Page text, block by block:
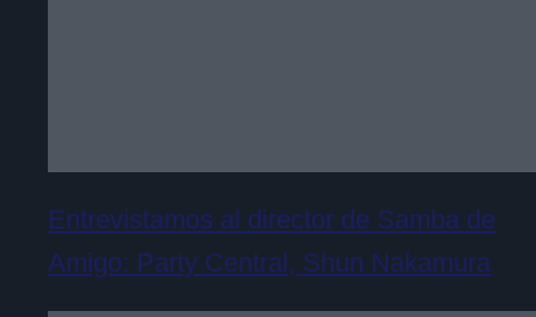
Entrevistamos al director de Samba de
Amigo: Party Central, Shun Nakamura